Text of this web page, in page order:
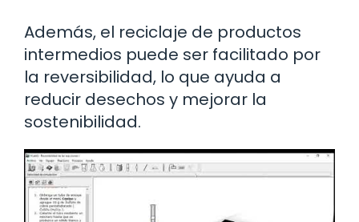
Además, el reciclaje de productos
intermedios puede ser facilitado por
la reversibilidad, lo que ayuda a
reducir desechos y mejorar la
sostenibilidad.